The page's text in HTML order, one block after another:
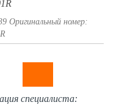
Оригинальный номер:
специалиста: